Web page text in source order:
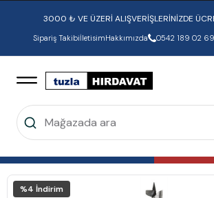
3000 ₺ VE ÜZERİ ALIŞVERİŞLERİNİZDE
Sipariş TakibiİletisimHakkımızda 0542 189 02
%4 İndirim